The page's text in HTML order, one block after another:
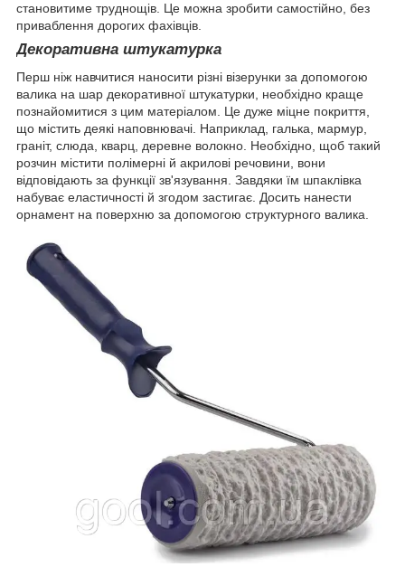
становитиме труднощів. Це можна зробити самостійно, без
приваблення дорогих фахівців.
Декоративна штукатурка
Перш ніж навчитися наносити різні візерунки за допомогою
валика на шар декоративної штукатурки, необхідно краще
познайомитися з цим матеріалом. Це дуже міцне покриття,
що містить деякі наповнювачі. Наприклад, галька, мармур,
граніт, слюда, кварц, деревне волокно. Необхідно, щоб такий
розчин містити полімерні й акрилові речовини, вони
відповідають за функції зв'язування. Завдяки їм шпаклівка
набуває еластичності й згодом застигає. Досить нанести
орнамент на поверхню за допомогою структурного валика.